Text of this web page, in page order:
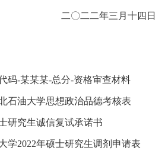
二〇二二年三月十四日
码-某某某-总分-资格审查材料
石油大学思想政治品德考核表
研究生诚信复试承诺书
学2022年硕士研究生调剂申请表